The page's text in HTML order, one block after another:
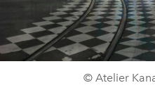
© Atelier